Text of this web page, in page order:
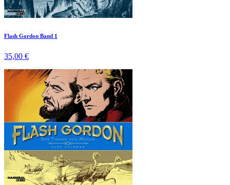
Flash Gordon Band 1
35,00 €